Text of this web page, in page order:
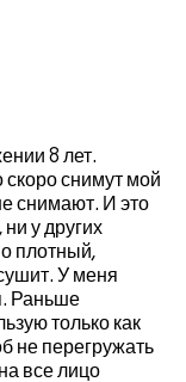
8 лет.
скоро снимут мой
снимают. И это
у других
плотный,
У меня
Раньше
только как
не перегружать
все лицо